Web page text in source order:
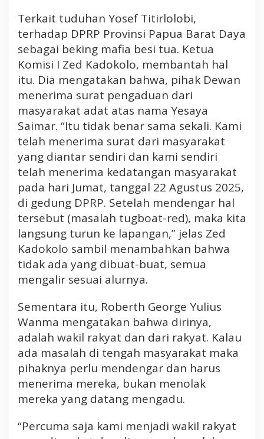
Terkait tuduhan Yosef Titirlolobi,
terhadap DPRP Provinsi Papua Barat Daya
sebagai beking mafia besi tua. Ketua
Komisi I Zed Kadokolo, membantah hal
itu. Dia mengatakan bahwa, pihak Dewan
menerima surat pengaduan dari
masyarakat adat atas nama Yesaya
Saimar. “Itu tidak benar sama sekali. Kami
telah menerima surat dari masyarakat
yang diantar sendiri dan kami sendiri
telah menerima kedatangan masyarakat
pada hari Jumat, tanggal 22 Agustus 2025,
di gedung DPRP. Setelah mendengar hal
tersebut (masalah tugboat-red), maka kita
langsung turun ke lapangan,” jelas Zed
Kadokolo sambil menambahkan bahwa
tidak ada yang dibuat-buat, semua
mengalir sesuai alurnya.
Sementara itu, Roberth George Yulius
Wanma mengatakan bahwa dirinya,
adalah wakil rakyat dan dari rakyat. Kalau
ada masalah di tengah masyarakat maka
pihaknya perlu mendengar dan harus
menerima mereka, bukan menolak
mereka yang datang mengadu.
“Percuma saja kami menjadi wakil rakyat